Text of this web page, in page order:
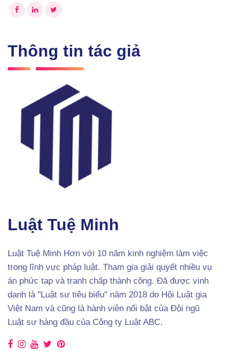
Thông tin tác giả
Luật Tuệ Minh
Luật Tuệ Minh Hơn với 10 năm kinh nghiệm làm việc
trong lĩnh vực pháp luật. Tham gia giải quyết nhiều vụ
án phức tạp và tranh chấp thành công. Đã được vinh
danh là "Luật sư tiêu biểu" năm 2018 do Hội Luật gia
Việt Nam và cũng là hành viên nổi bật của Đội ngũ
Luật sư hàng đầu của Công ty Luật ABC.